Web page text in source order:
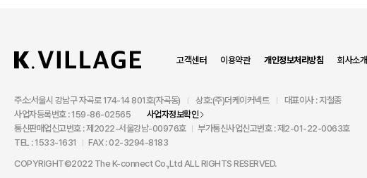
고객센터 이용약관 개인정보처리방침 회사소개
주소:서울시 강남구 자곡로 174-14 801호(자곡동) 상호:(주)더케이커넥트
대표이사 : 지철종
사업자등록번호 : 159-86-02565
사업자정보확인
통신판매업신고번호 : 제2022-서울강남-00976호
부가통신사업신고번호 : 제2-01-22-0063호
TEL : 1533-1631
FAX : 02-3294-8183
COPYRIGHT©2022 The K-connect Co.,Ltd ALL RIGHTS RESERVED.